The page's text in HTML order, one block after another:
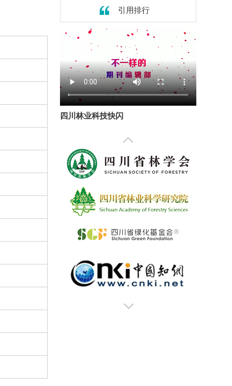
引用排行
四川林业科技快闪